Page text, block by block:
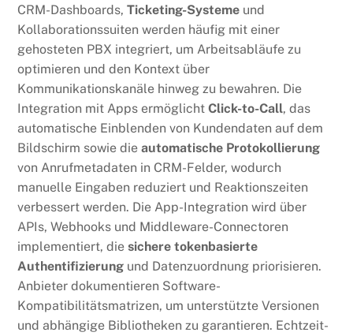
CRM-Dashboards,Ticketing-Systeme und
Kollaborationssuiten werden häufig mit einer
gehosteten PBX integriert, um Arbeitsabläufe zu
optimieren und den Kontext über
Kommunikationskanäle hinweg zu bewahren. Die
Integration mit Apps ermöglichtClick-to-Call, das
automatische Einblenden von Kundendaten auf dem
Bildschirm sowie dieautomatische Protokollierung
von Anrufmetadaten in CRM-Felder, wodurch
manuelle Eingaben reduziert und Reaktionszeiten
verbessert werden. Die App-Integration wird über
APIs, Webhooks und Middleware-Connectoren
implementiert, diesichere tokenbasierte
Authentifizierung und Datenzuordnung priorisieren.
Anbieter dokumentieren Software-
Kompatibilitätsmatrizen, um unterstützte Versionen
und abhängige Bibliotheken zu garantieren. Echtzeit-